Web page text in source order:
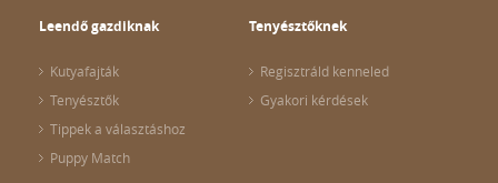
Leendő gazdiknak
Kutyafajták
Tenyésztők
Tippek a választáshoz
Puppy Match
Tenyésztőknek
Regisztráld kenneled
Gyakori kérdések